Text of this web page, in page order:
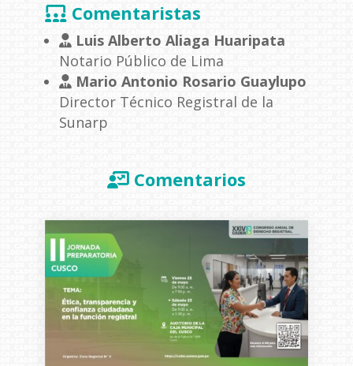
Comentaristas
Luis Alberto Aliaga Huaripata
Notario Público de Lima
Mario Antonio Rosario Guaylupo
Director Técnico Registral de la
Sunarp
Comentarios